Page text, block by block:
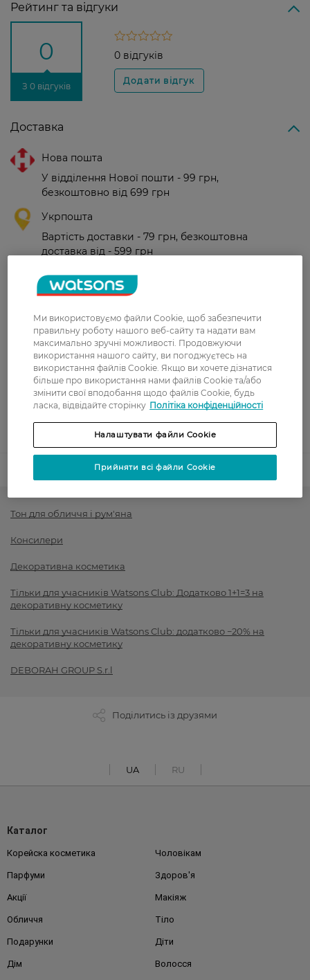
Рейтинг та відгуки
0
З 0 відгуків
0 відгуків
Доставка
Нова пошта
У відділення Нової пошти - 99 грн,
безкоштовно від 699 грн
Укрпошта
Вартість доставки - 79 грн, безкоштовна
доставка від - 599 грн
Забрати сьогодні в магазині Watsons
Вартість доставки - 0 грн
Показати більше
Оплата
Оплата карткою
Післяоплата
Показати більше
Тон для обличчя і рум'яна
Консилери
Декоративна косметика
Тільки для учасників Watsons Club: Додатково 1+1=3 на
декоративну косметику
Тільки для учасників Watsons Club: додатково −20% на
декоративну косметику
DEBORAH GROUP S.r.l
Поділитись із друзями
UA RU
Каталог
Корейска косметика Чоловікам
Парфуми Здоров'я
Акції Макіяж
Обличчя Тіло
Подарунки Діти
Дім Волосся
Ми використовуємо файли Cookie, щоб забезпечити
правильну роботу нашого веб-сайту та надати вам
максимально зручні можливості. Продовжуючи
використання нашого сайту, ви погоджуєтесь на
використання файлів Cookie. Якщо ви хочете дізнатися
більше про використання нами файлів Cookie та/або
змінити свої вподобання щодо файлів Cookie, будь
ласка, відвідайте сторінку Політіка конфіденційності
Налаштувати файли Cookie
Прийняти всі файли Cookie